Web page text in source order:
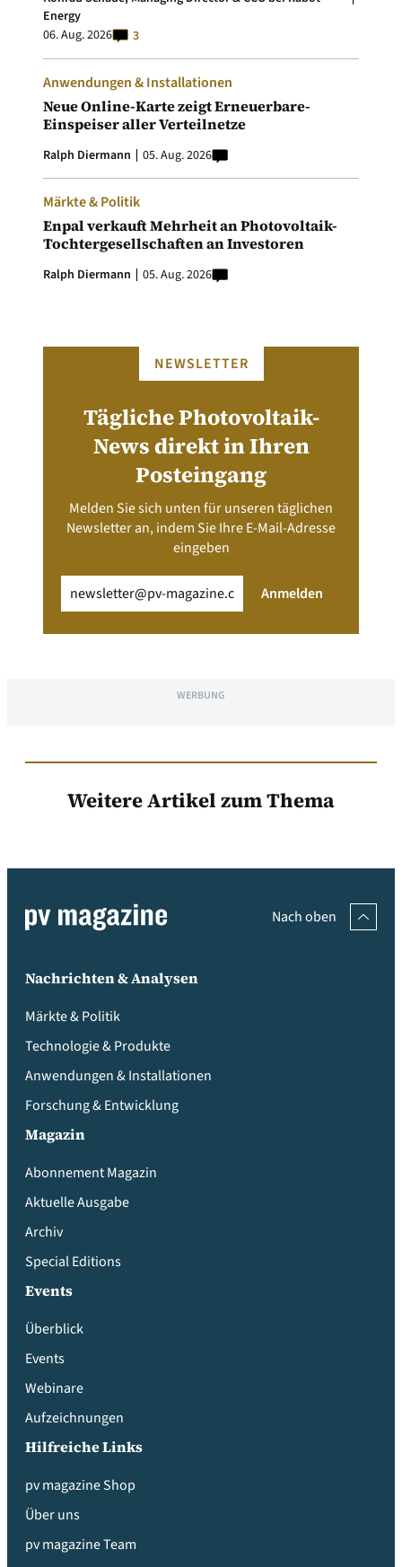
Energy
06. Aug. 2026
3
Anwendungen & Installationen
Neue Online-Karte zeigt Erneuerbare-
Einspeiser aller Verteilnetze
Ralph Diermann 05. Aug. 2026
Märkte & Politik
Enpal verkauft Mehrheit an Photovoltaik-
Tochtergesellschaften an Investoren
Ralph Diermann 05. Aug. 2026
NEWSLETTER
Tägliche Photovoltaik-
News direkt in Ihren
Posteingang
Melden Sie sich unten für unseren täglichen
Newsletter an, indem Sie Ihre E-Mail-Adresse
eingeben
(erforderlich) Anmelden
WERBUNG
Weitere Artikel zum Thema
Nach oben
Nachrichten & Analysen
Märkte & Politik
Technologie & Produkte
Anwendungen & Installationen
Forschung & Entwicklung
Magazin
Abonnement Magazin
Aktuelle Ausgabe
Archiv
Special Editions
Events
Überblick
Events
Webinare
Aufzeichnungen
Hilfreiche Links
pv magazine Shop
Über uns
pv magazine Team